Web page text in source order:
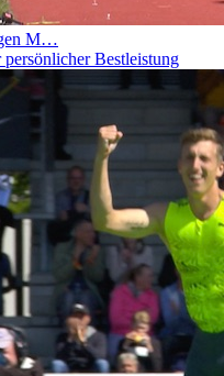
M…
Bestleistung